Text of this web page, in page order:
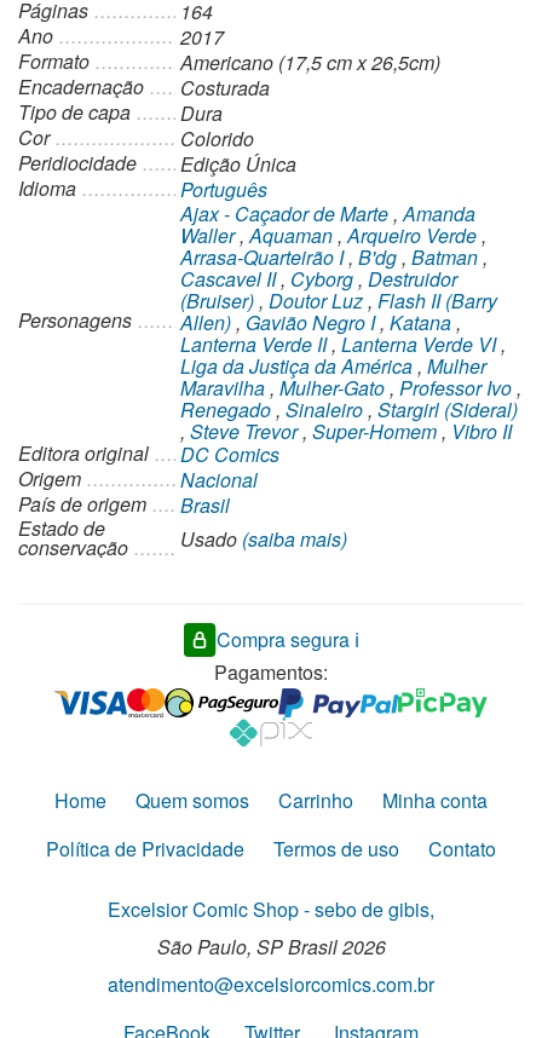
Páginas
164
Ano
2017
Formato
Americano (17,5 cm x 26,5cm)
Encadernação
Costurada
Tipo de capa
Dura
Cor
Colorido
Peridiocidade
Edição Única
Idioma
Português
Personagens
Ajax - Caçador de Marte,Amanda
Waller,Aquaman,Arqueiro Verde,
Arrasa-Quarteirão I, B'dg, Batman,
Cascavel II, Cyborg, Destruidor
(Bruiser), Doutor Luz, Flash II (Barry
Allen), Gavião Negro I, Katana,
Lanterna Verde II,Lanterna Verde VI,
Liga da Justiça da América, Mulher
Maravilha, Mulher-Gato, Professor Ivo,
Renegado, Sinaleiro, Stargirl (Sideral)
, Steve Trevor, Super-Homem, Vibro II
Editora original
DC Comics
Origem
Nacional
País de origem
Brasil
Estado de
conservação Usado (saiba mais)
Compra segura ℹ️
Pagamentos:
Home Quem somos Carrinho
Minha conta
Política de Privacidade
Termos de uso Contato
Excelsior Comic Shop - sebo de gibis,
São Paulo, SPBrasil2026
atendimento@excelsiorcomics.com.br
FaceBook
Twitter Instagram